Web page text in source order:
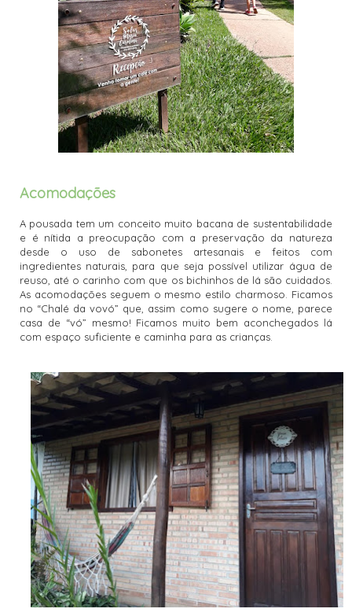
Acomodações
A pousada tem um conceito muito bacana de sustentabilidade
e é nítida a preocupação com a preservação da natureza
desde o uso de sabonetes artesanais e feitos com
ingredientes naturais, para que seja possível utilizar água de
reuso, até o carinho com que os bichinhos de lá são cuidados.
As acomodações seguem o mesmo estilo charmoso. Ficamos
no “Chalé da vovó” que, assim como sugere o nome, parece
casa de “vó” mesmo! Ficamos muito bem aconchegados lá
com espaço suficiente e caminha para as crianças.